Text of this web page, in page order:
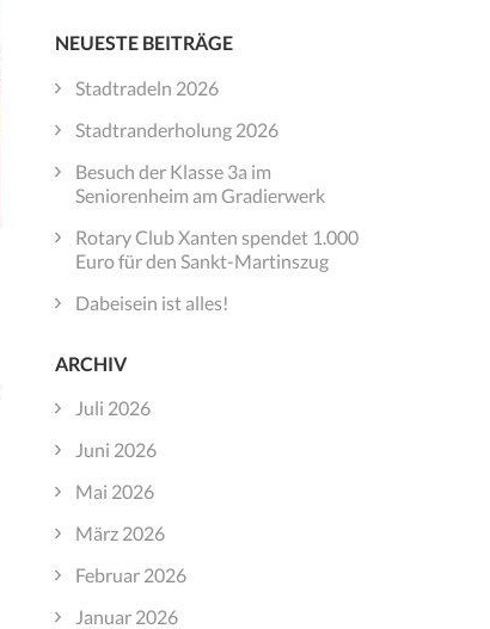
NEUESTE BEITRÄGE
Stadtradeln 2026
Stadtranderholung 2026
Besuch der Klasse 3a im
Seniorenheim am Gradierwerk
Rotary Club Xanten spendet 1.000
Euro für den Sankt-Martinszug
Dabeisein ist alles!
ARCHIV
Juli 2026
Juni 2026
Mai 2026
März 2026
Februar 2026
Januar 2026